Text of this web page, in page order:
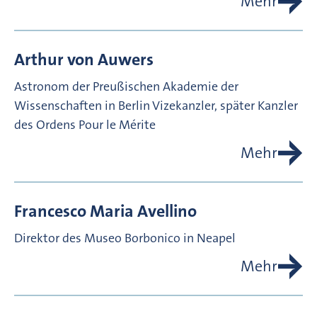
Arthur von Auwers
Astronom der Preußischen Akademie der
Wissenschaften in BerlinVizekanzler, später Kanzler
des Ordens Pour le Mérite
Mehr
Francesco Maria Avellino
Direktor des Museo Borbonico in Neapel
Mehr